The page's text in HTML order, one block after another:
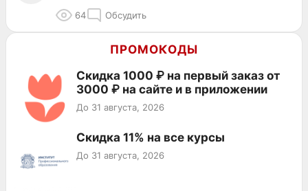
64 Обсудить
ПРОМОКОДЫ
Скидка 1000 ₽ на первый заказ от
3000 ₽ на сайте и в приложении
До 31 августа, 2026
Скидка 11% на все курсы
До 31 августа, 2026